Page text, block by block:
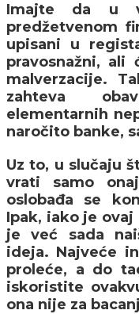
Imajte da u
predžetvenom
upisani u
pravosnažni,
malverzacije.
zahteva
elementarnih
naročito banke,
Uz to, u slučaju
vrati samo
oslobađa se
Ipak, iako je ovaj
je već sada
ideja. Najveće
proleće, a do
iskoristite
ona nije za